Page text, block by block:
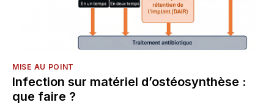
MISE AU POINT
Infection sur matériel d’ostéosynthèse :
que faire ?